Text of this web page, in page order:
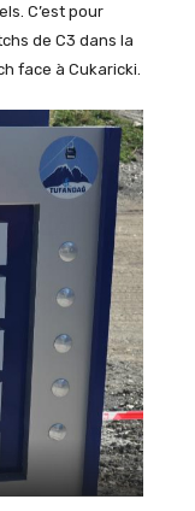
C’est pour
de C3 dans la
face à Cukaricki.